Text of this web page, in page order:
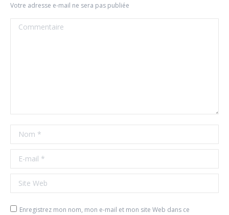
Votre adresse e-mail ne sera pas publiée
Commentaire
Nom *
E-mail *
Site Web
Enregistrez mon nom, mon e-mail et mon site Web dans ce